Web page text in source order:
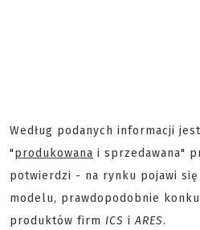
Według podanych informacji
"produkowana i sprzedawana"
potwierdzi - na rynku pojawi
modelu, prawdopodobnie
produktów firm ICS iARES.